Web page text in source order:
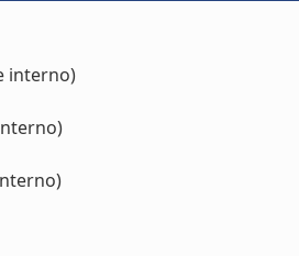
interno)